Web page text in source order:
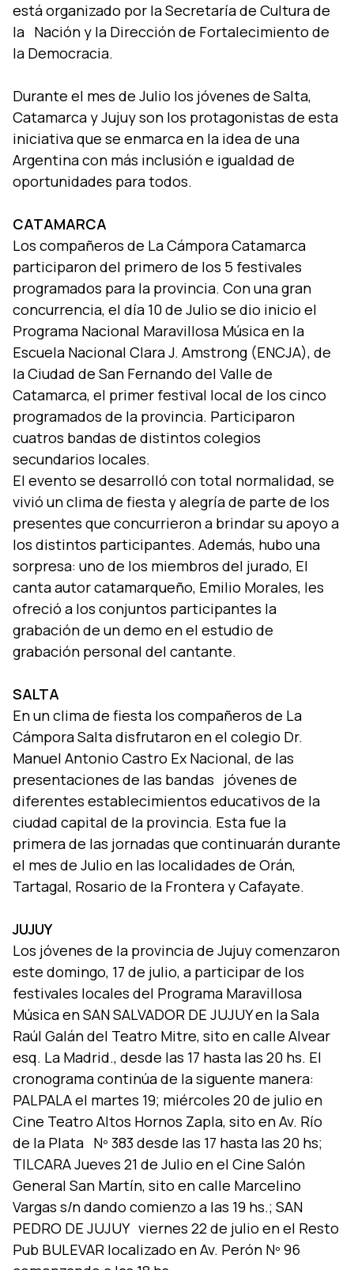
está organizado por la Secretarí­a de Cultura de
la Nación y la Dirección de Fortalecimiento de
la Democracia.
Durante el mes de Julio los jóvenes de Salta,
Catamarca y Jujuy son los protagonistas de esta
iniciativa que se enmarca en la idea de una
Argentina con más inclusión e igualdad de
oportunidades para todos.
CATAMARCA
Los compañeros de La Cámpora Catamarca
participaron del primero de los 5 festivales
programados para la provincia. Con una gran
concurrencia, el dí­a 10 de Julio se dio inicio el
Programa Nacional Maravillosa Música en la
Escuela Nacional Clara J. Amstrong (ENCJA), de
la Ciudad de San Fernando del Valle de
Catamarca, el primer festival local de los cinco
programados de la provincia. Participaron
cuatros bandas de distintos colegios
secundarios locales.
El evento se desarrolló con total normalidad, se
vivió un clima de fiesta y alegrí­a de parte de los
presentes que concurrieron a brindar su apoyo a
los distintos participantes. Además, hubo una
sorpresa: uno de los miembros del jurado, El
canta autor catamarqueño, Emilio Morales, les
ofreció a los conjuntos participantes la
grabación de un demo en el estudio de
grabación personal del cantante.
SALTA
En un clima de fiesta los compañeros de La
Cámpora Salta disfrutaron en el colegio Dr.
Manuel Antonio Castro Ex Nacional, de las
presentaciones de las bandas jóvenes de
diferentes establecimientos educativos de la
ciudad capital de la provincia. Esta fue la
primera de las jornadas que continuarán durante
el mes de Julio en las localidades de Orán,
Tartagal, Rosario de la Frontera y Cafayate.
JUJUY
Los jóvenes de la provincia de Jujuy comenzaron
este domingo, 17 de julio, a participar de los
festivales locales del Programa Maravillosa
Música en SAN SALVADOR DE JUJUY en la Sala
Raúl Galán del Teatro Mitre, sito en calle Alvear
esq. La Madrid., desde las 17 hasta las 20 hs. El
cronograma continúa de la siguente manera:
PALPALA el martes 19; miércoles 20 de julio en
Cine Teatro Altos Hornos Zapla, sito en Av. Rí­o
de la Plata Nº 383 desde las 17 hasta las 20 hs;
TILCARA Jueves 21 de Julio en el Cine Salón
General San Martí­n, sito en calle Marcelino
Vargas s/n dando comienzo a las 19 hs.; SAN
PEDRO DE JUJUY viernes 22 de julio en el Resto
Pub BULEVAR localizado en Av. Perón Nº 96